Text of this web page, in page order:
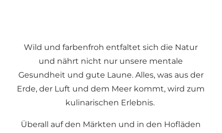
Wild und farbenfroh entfaltet sich die Natur
und nährt nicht nur unsere mentale
Gesundheit und gute Laune. Alles, was aus der
Erde, der Luft und dem Meer kommt, wird zum
kulinarischen Erlebnis.
Überall auf den Märkten und in den Hofläden